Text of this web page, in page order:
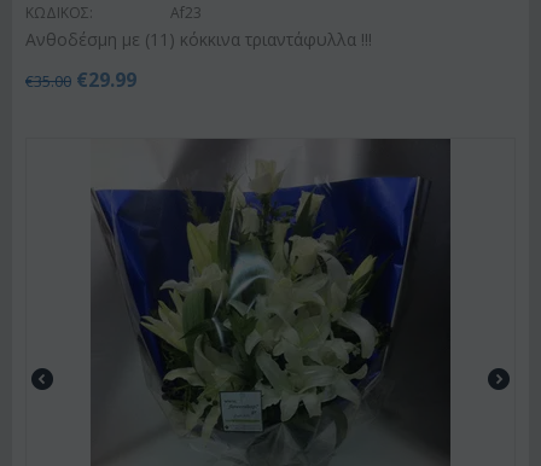
ΚΩΔΙΚΟΣ: Af23
Ανθοδέσμη με (11) κόκκινα τριαντάφυλλα !!!
€35.00 €29.99